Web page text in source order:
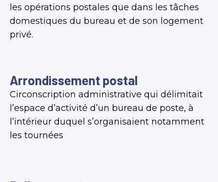
les opérations postales que dans les tâches
domestiques du bureau et de son logement
privé.
Arrondissement postal
Circonscription administrative qui délimitait
l’espace d’activité d’un bureau de poste, à
l’intérieur duquel s’organisaient notamment
les tournées